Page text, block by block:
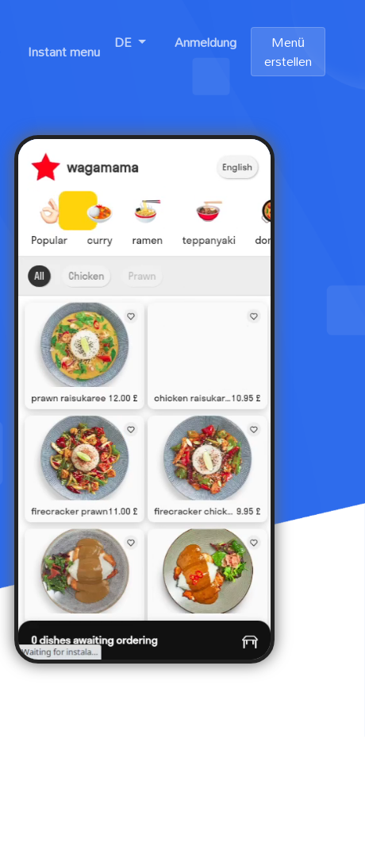
Instant menu DE Anmeldung Menü
erstellen